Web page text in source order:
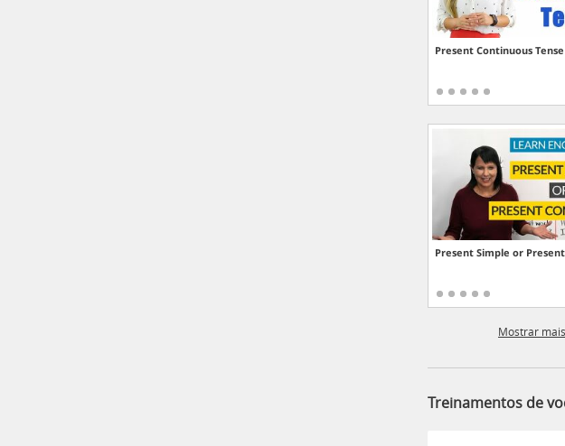
Present Continuous Tense
Present Simple or
Mostrar mais
Treinamentos de